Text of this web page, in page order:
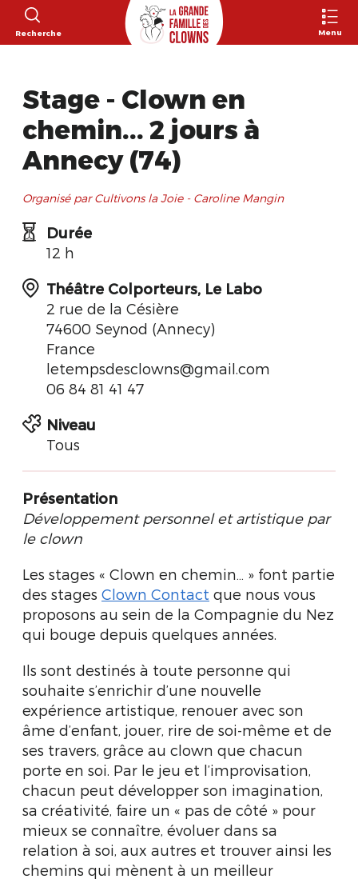
Recherche Menu
Stage - Clown en
chemin... 2 jours à
Annecy (74)
Organisé par Cultivons la Joie - Caroline Mangin
Durée
12 h
Théâtre Colporteurs, Le Labo
2 rue de la Césière
74600 Seynod (Annecy)
France
letempsdesclowns@gmail.com
06 84 81 41 47
Niveau
Tous
Présentation
Développement personnel et artistique par
le clown
Les stages « Clown en chemin… » font partie
des stages Clown Contact que nous vous
proposons au sein de la Compagnie du Nez
qui bouge depuis quelques années.
Ils sont destinés à toute personne qui
souhaite s’enrichir d’une nouvelle
expérience artistique, renouer avec son
âme d’enfant, jouer, rire de soi-même et de
ses travers, grâce au clown que chacun
porte en soi. Par le jeu et l’improvisation,
chacun peut développer son imagination,
sa créativité, faire un « pas de côté » pour
mieux se connaître, évoluer dans sa
relation à soi, aux autres et trouver ainsi les
chemins qui mènent à un meilleur